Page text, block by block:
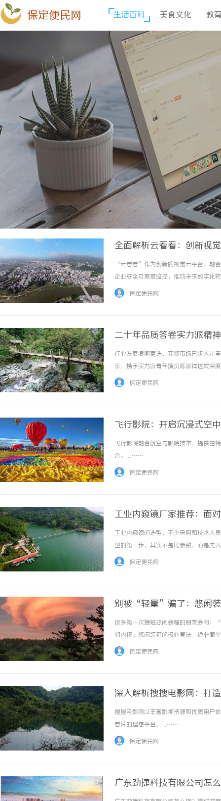
保定便民网 生活百科 美食文化 教
全面解析云看看：创新视
“云看看”作为创新的视觉云平台，融
企业安全及家庭监控，推动未来数字化
保定便民网
二十年品质答卷实力派精
行业发展浪潮更迭，宠物市场已步入注
乐，携手实力派青年演员陈添祥达成深
发展答卷。当下宠物行业竞争日趋激烈
保定便民网
飞行影院：开启沉浸式空
飞行影院融合航空与影院技术，提供独
合。 ...……
保定便民网
工业内窥镜厂家推荐：面
工业内窥镜的选型，不少采购和技术人
型的第一步，其实不是比参数，而是先
来。根据我们长期服务制造业客户的经
保定便民网
别被“轻量”骗了：悠闲
很多第一次接触悠闲装箱的朋友会问
的内核。悠闲装箱的核心算法，绝非简
的拖拽算柜背后，系统正在进行极其复
保定便民网
深入解析搜搜电影网：打
搜搜电影网以丰富影视资源和优质用户
看片的理想平台。 ...……
保定便民网
广东劲捷科技有限公司怎
贝净 AC 国际医疗实验室，标准
全解析